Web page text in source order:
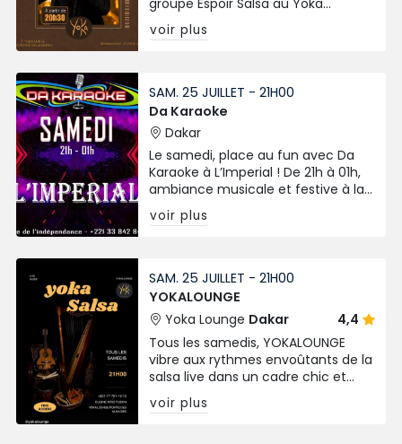
Lounge. Une soirée live festive aux
Almadies entre salsa, rythmes
voir plus
SAM. 25 JUILLET - 21H00
Da Karaoke
Dakar
Le samedi, place au fun avec Da
Karaoke à L’Imperial ! De 21h à 01h,
ambiance musicale et festive à la
Place de l’Indépendance. Venez
chanter, danser et vibrer au cœur
voir plus
SAM. 25 JUILLET - 21H00
YOKALOUNGE
Yoka Lounge Dakar
4,4
Tous les samedis, YOKALOUNGE
vibre aux rythmes envoûtants de la
salsa live dans un cadre chic et
décontracté. L'entrée est libre, et la
piste de danse vous attend !
voir plus